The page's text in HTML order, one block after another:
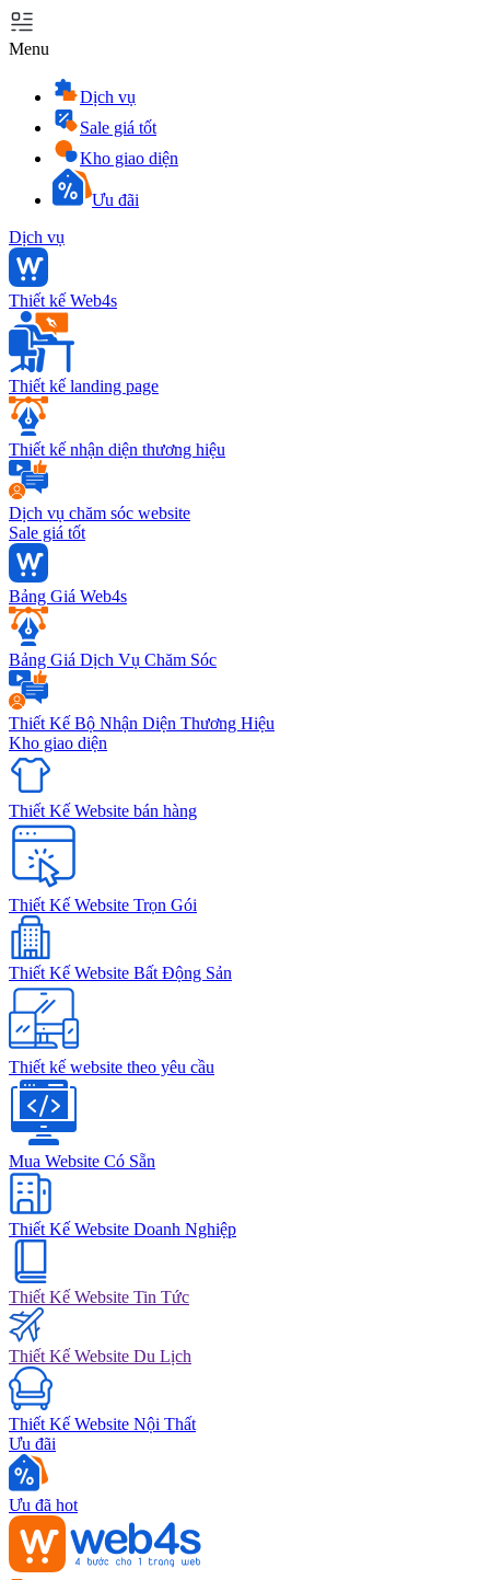
Menu
Dịch vụ
Sale giá tốt
Kho giao diện
Ưu đãi
Dịch vụ
Thiết kế Web4s
Thiết kế landing page
Thiết kế nhận diện thương hiệu
Dịch vụ chăm sóc website
Sale giá tốt
Bảng Giá Web4s
Bảng Giá Dịch Vụ Chăm Sóc
Thiết Kế Bộ Nhận Diện Thương Hiệu
Kho giao diện
Thiết Kế Website bán hàng
Thiết Kế Website Trọn Gói
Thiết Kế Website Bất Động Sản
Thiết kế website theo yêu cầu
Mua Website Có Sẵn
Thiết Kế Website Doanh Nghiệp
Thiết Kế Website Tin Tức
Thiết Kế Website Du Lịch
Thiết Kế Website Nội Thất
Ưu đãi
Ưu đã hot